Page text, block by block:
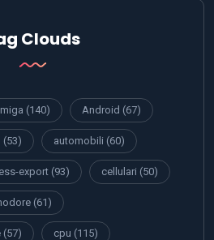
Clouds
(140) Android (67)
(53) automobili (60)
export (93) cellulari (50)
(61)
(57) cpu (115)